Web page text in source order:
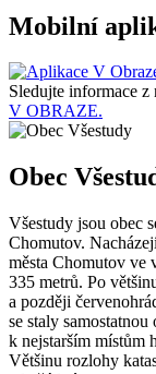
Mobilní
Sledujte informace z
V OBRAZE.
Obec
Všestudy jsou obec
Chomutov.
města Chomutov ve
335 metrů. Po
a později
se staly
k nejstarším místům
Většinu rozlohy